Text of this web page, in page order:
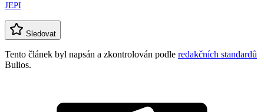
JEPI
Sledovat
Tento článek byl napsán a zkontrolován podle redakčních standardů
Bulios.